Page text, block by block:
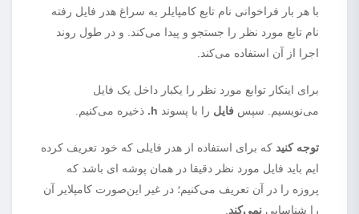
با هر بار فراخوانی نام تابع کامپایلر به سراغ هدر فایل رفته
نام تابع مورد نظر را جستجو و پیدا می‌کند. و در طول روند
اجرا از آن استفاده می‌کند.
برای اینکار توابع مورد نظر را یکبار داخل یک فایل
می‌نویسیم. سپس فایل را با پسوند h. ذخیره می‌کنیم.
توجه کنید که برای استفاده از هدر فایلی که خود تعریف کرده
ایم باید فایل مورد نظر دقیقا در همان پوشه ای باشد که
پروزه را در آن تعریف می‌کنیم؛ در غیر این‌صورت کامپلایر آن
را شناسایی نمی‌کند.